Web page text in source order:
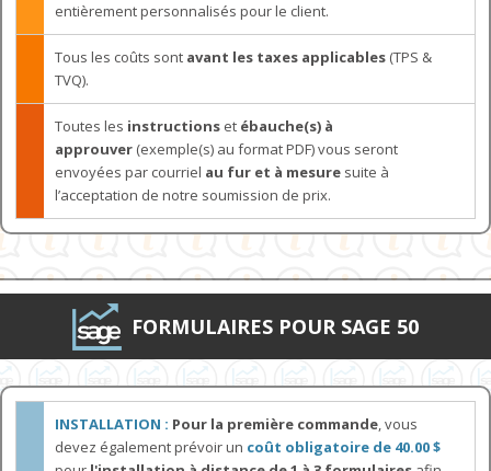
entièrement personnalisés pour le client.
Tous les coûts sont avant les taxes applicables (TPS &
TVQ).
Toutes les instructions et ébauche(s) à
approuver (exemple(s) au format PDF) vous seront
envoyées par courriel au fur et à mesure suite à
l’acceptation de notre soumission de prix.
FORMULAIRES POUR SAGE 50
INSTALLATION : Pour la première commande, vous
devez également prévoir un coût obligatoire de 40.00 $